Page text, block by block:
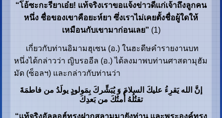
“โอ้ซะกะรียาเอ๋ย! แท้จริงเราขอแจ้งข่าวดีแก่เจ้าถึงลูกคน
หนึ่ง ชื่อของเขาคือยะห์ยา ซึ่งเราไม่เคยตั้งชื่อผู้ใดให้
เหมือนกับเขามาก่อนเลย” (1)
เกี่ยวกับท่านอิมามฮุเซน (อ.) ในฮะดีษคำรายงานบท
หนึ่งได้กล่าวว่า ญิบรออีล (อ.) ได้ลงมาพบท่านศาสดามุฮัม
มัด (ซ็อลฯ) และกล่าวกับท่านว่า
إنَّ الله یَقرِءُ علیكَ السلامَ وَ یُبَشِّركَ بِمَولودٍ یولَدُ من فاطمَةَ
تقتُلُهُ أُمتُكَ من بَعدِكَ
“แท้จริงอัลลอฮ์ทรงฝากสลามมายังท่าน และพระองค์ทรง